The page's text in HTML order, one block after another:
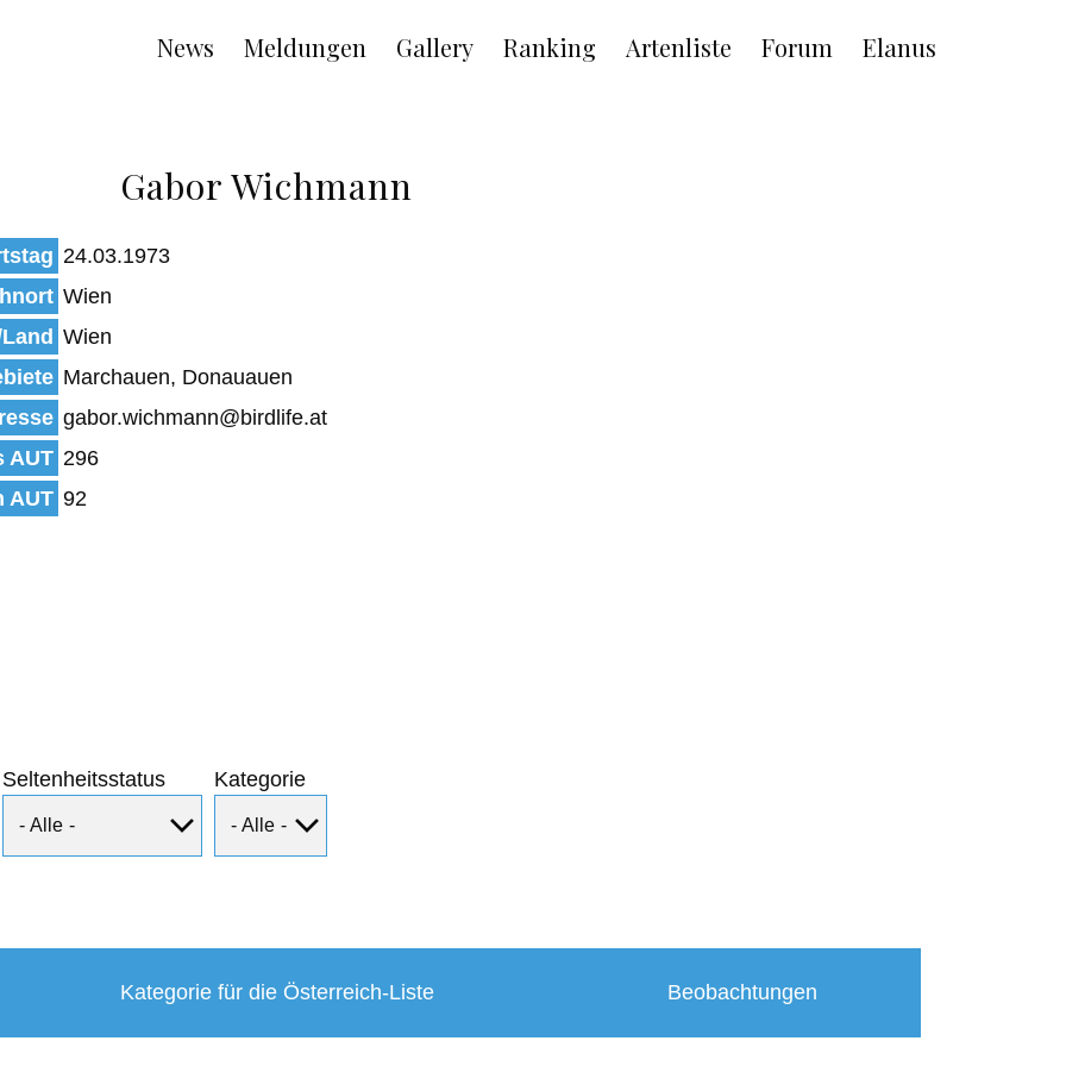
Main
navigation
News Meldungen Gallery Ranking Artenliste Forum Elanus
Gabor Wichmann
24.03.1973
Wien
Wien
Marchauen, Donauauen
gabor.wichmann@birdlife.at
AUT 296
AUT 92
Seltenheitsstatus Kategorie
Kategorie für die Österreich-Liste Beobachtungen